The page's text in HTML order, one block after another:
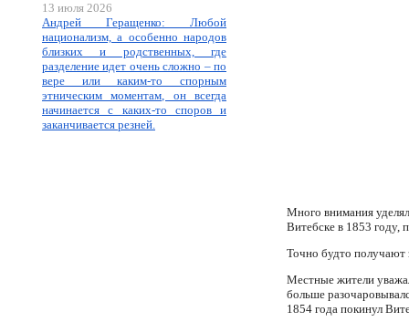
13 июля 2026
Андрей Геращенко: Любой
национализм, а особенно народов
близких и родственных, где
разделение идет очень сложно – по
вере или каким-то спорным
этническим моментам, он всегда
начинается с каких-то споров и
заканчивается резней.
Много внимания
Витебске в 1853 году,
Точно будто получают
Местные жители
больше
1854 года покинул